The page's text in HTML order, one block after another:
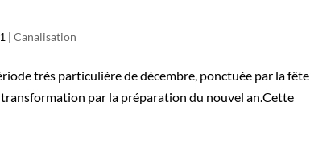
|Canalisation
très particulière de décembre, ponctuée par la fête
par la préparation du nouvel an.Cette